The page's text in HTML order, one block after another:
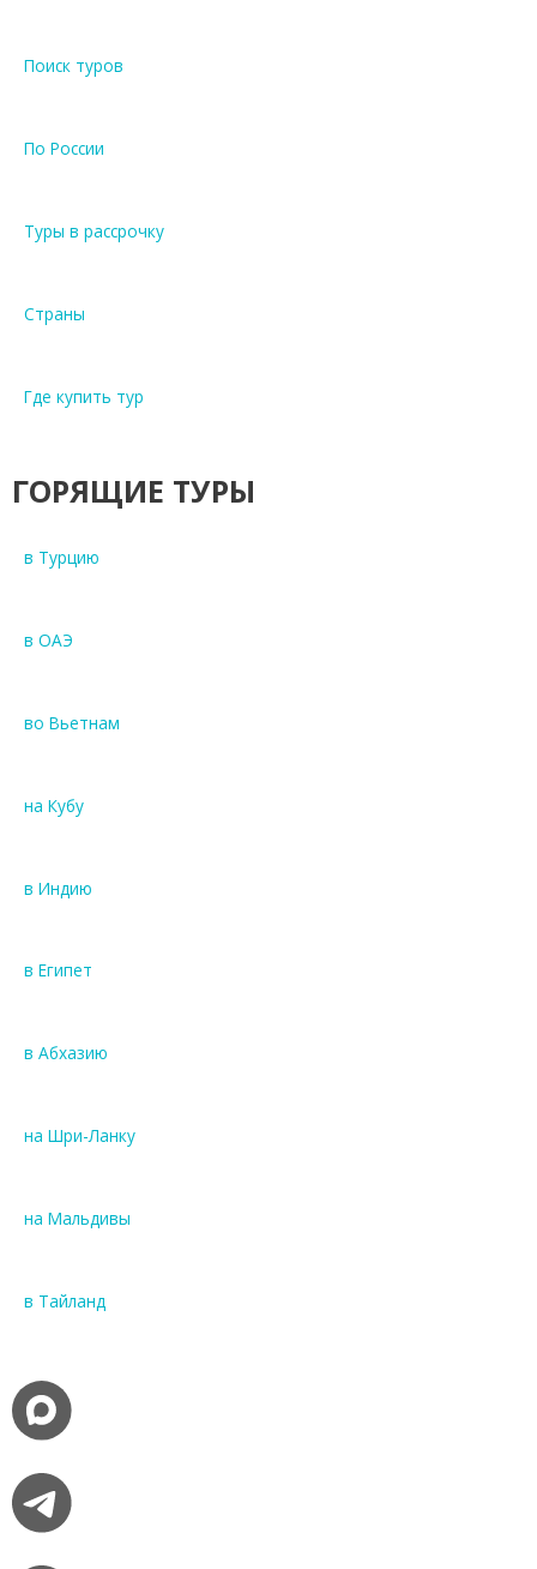
Поиск туров
По России
Туры в рассрочку
Страны
Где купить тур
ГОРЯЩИЕ ТУРЫ
в Турцию
в ОАЭ
во Вьетнам
на Кубу
в Индию
в Египет
в Абхазию
на Шри-Ланку
на Мальдивы
в Тайланд